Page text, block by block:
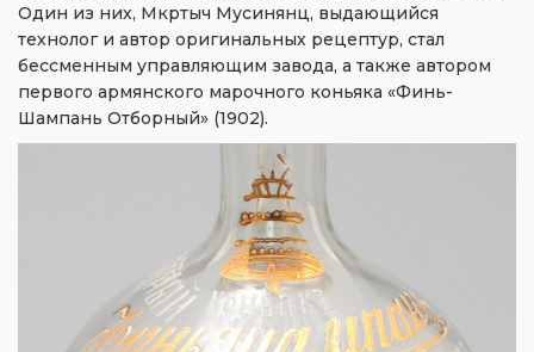
Один из них, Мкртыч Мусинянц, выдающийся
технолог и автор оригинальных рецептур, стал
бессменным управляющим завода, а также автором
первого армянского марочного коньяка «Финь-
Шампань Отборный» (1902).